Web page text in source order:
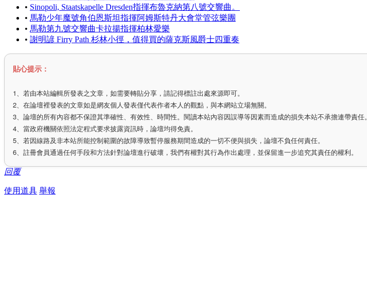
• Sinopoli, Staatskapelle Dresden指揮布魯克納第八號交響曲。
• 馬勒少年魔號角伯恩斯坦指揮阿姆斯特丹大會堂管弦樂團
• 馬勒第九號交響曲卡拉揚指揮柏林愛樂
• 謝明諺 Firry Path 杉林小徑，值得買的薩克斯風爵士四重奏
貼心提示：
1、若由本站編輯所發表之文章，如需要轉貼分享，請記得標註出處來源即可。
2、在論壇裡發表的文章如是網友個人發表僅代表作者本人的觀點，與本網站立場無關。
3、論壇的所有內容都不保證其準確性、有效性、時間性。閱讀本站內容因誤導等因素而造成的損失本站不承擔連帶責任。
4、當政府機關依照法定程式要求披露資訊時，論壇均得免責。
5、若因線路及非本站所能控制範圍的故障導致暫停服務期間造成的一切不便與損失，論壇不負任何責任。
6、註冊會員通過任何手段和方法針對論壇進行破壞，我們有權對其行為作出處理，並保留進一步追究其責任的權利。
回覆
使用道具 舉報